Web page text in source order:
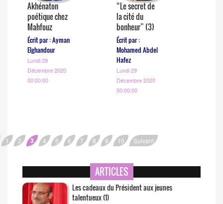
Akhénaton
poétique chez
Mahfouz
Écrit par : Ayman
Elghandour
Lundi 29
Décembre 2020
00:00:00
“Le secret de
la cité du
bonheur” (3)
Écrit par :
Mohamed Abdel
Hafez
Lundi 29
Décembre 2020
00:00:00
1 2 3 4 5 6 7 8 9 10 Suivant
ARTICLES
Les cadeaux du Président aux jeunes
talentueux (1)